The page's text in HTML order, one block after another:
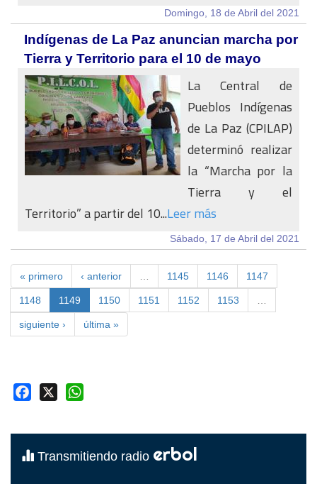
Domingo, 18 de Abril del 2021
Indígenas de La Paz anuncian marcha por
Tierra y Territorio para el 10 de mayo
La Central de
Pueblos Indígenas
de La Paz (CPILAP)
determinó realizar
la “Marcha por la
Tierra y el
Territorio” a partir del 10...Leer más
Sábado, 17 de Abril del 2021
« primero ‹ anterior 1145 1146 1147
1148 1149 1150 1151 1152 1153
siguiente › última »
Facebook
Transmitiendo radio erbol